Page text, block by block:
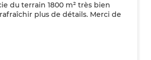
du terrain 1800 m² très bien
plus de détails. Merci de